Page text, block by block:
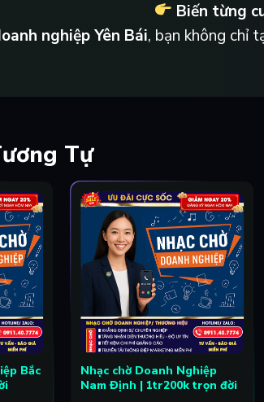
Biến từng
nghiệp Yên Bái, bạn không chỉ
Tự
Bắc
Nhạc chờ Doanh Nghiệp
Nam Định | 1tr200k trọn đời